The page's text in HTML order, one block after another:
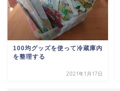
100均グッズを使って冷蔵庫内
を整理する
2021年1月17日